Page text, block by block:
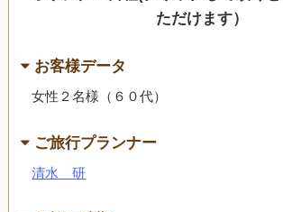
ただけます）
お客様データ
女性２名様（６０代）
ご旅行プランナー
清水 研